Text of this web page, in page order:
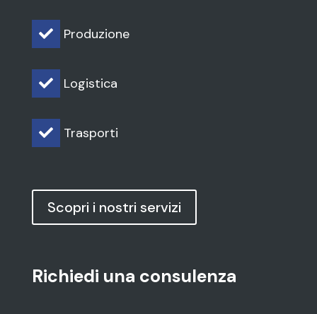
 Produzione
 Logistica
 Trasporti
Scopri i nostri servizi
Richiedi una consulenza